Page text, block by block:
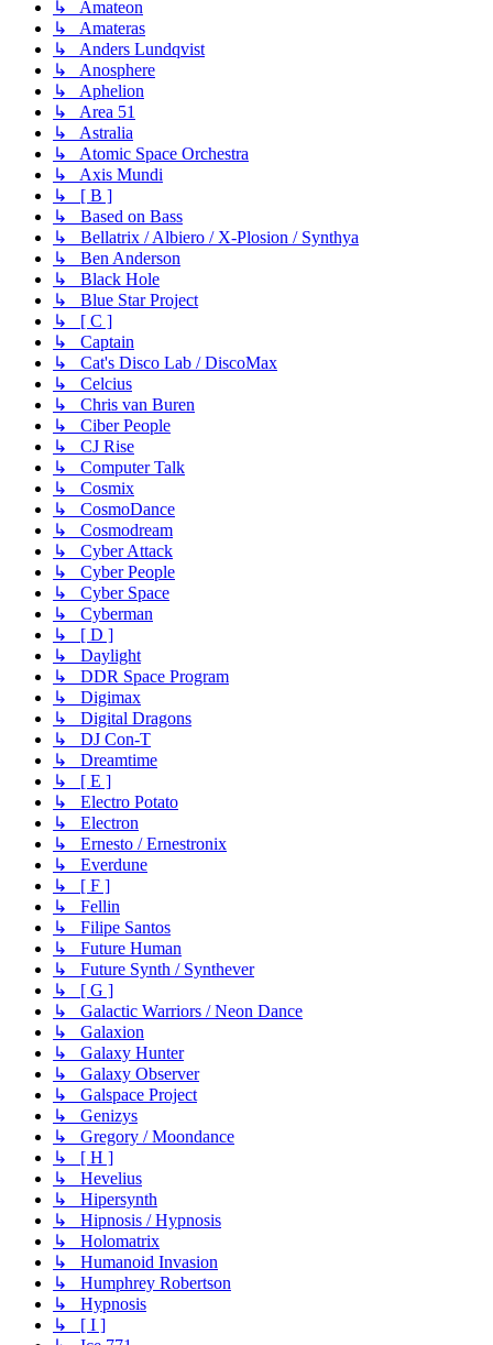
↳ Amateon
↳ Amateras
↳ Anders Lundqvist
↳ Anosphere
↳ Aphelion
↳ Area 51
↳ Astralia
↳ Atomic Space Orchestra
↳ Axis Mundi
↳ [ B ]
↳ Based on Bass
↳ Bellatrix / Albiero / X-Plosion / Synthya
↳ Ben Anderson
↳ Black Hole
↳ Blue Star Project
↳ [ C ]
↳ Captain
↳ Cat's Disco Lab / DiscoMax
↳ Celcius
↳ Chris van Buren
↳ Ciber People
↳ CJ Rise
↳ Computer Talk
↳ Cosmix
↳ CosmoDance
↳ Cosmodream
↳ Cyber Attack
↳ Cyber People
↳ Cyber Space
↳ Cyberman
↳ [ D ]
↳ Daylight
↳ DDR Space Program
↳ Digimax
↳ Digital Dragons
↳ DJ Con-T
↳ Dreamtime
↳ [ E ]
↳ Electro Potato
↳ Electron
↳ Ernesto / Ernestronix
↳ Everdune
↳ [ F ]
↳ Fellin
↳ Filipe Santos
↳ Future Human
↳ Future Synth / Synthever
↳ [ G ]
↳ Galactic Warriors / Neon Dance
↳ Galaxion
↳ Galaxy Hunter
↳ Galaxy Observer
↳ Galspace Project
↳ Genizys
↳ Gregory / Moondance
↳ [ H ]
↳ Hevelius
↳ Hipersynth
↳ Hipnosis / Hypnosis
↳ Holomatrix
↳ Humanoid Invasion
↳ Humphrey Robertson
↳ Hypnosis
↳ [ I ]